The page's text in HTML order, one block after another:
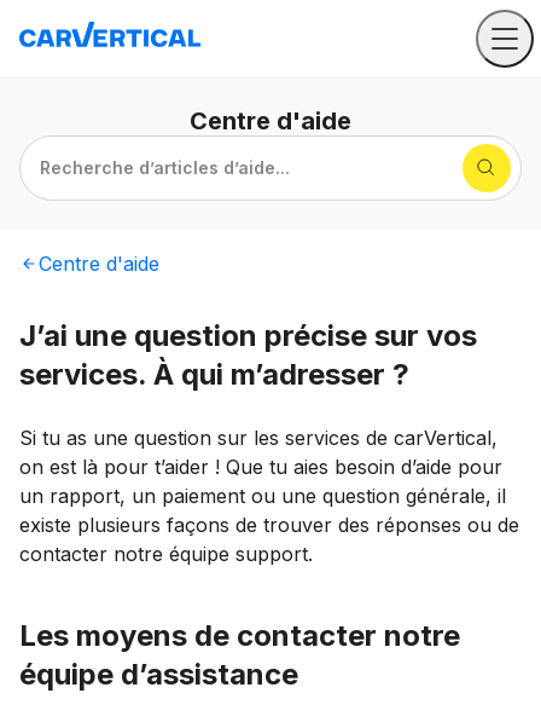
Centre d'aide
Recherche d’articles d’aide...
Centre d'aide
J’ai une question précise sur vos
services. À qui m’adresser ?
Si tu as une question sur les services de carVertical,
on est là pour t’aider ! Que tu aies besoin d’aide pour
un rapport, un paiement ou une question générale, il
existe plusieurs façons de trouver des réponses ou de
contacter notre équipe support.
Les moyens de contacter notre
équipe d’assistance